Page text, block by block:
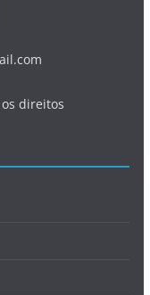
direitos